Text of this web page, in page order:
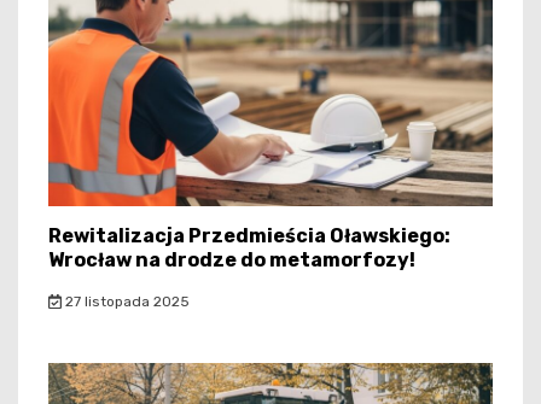
Rewitalizacja Przedmieścia Oławskiego:
Wrocław na drodze do metamorfozy!
27 listopada 2025